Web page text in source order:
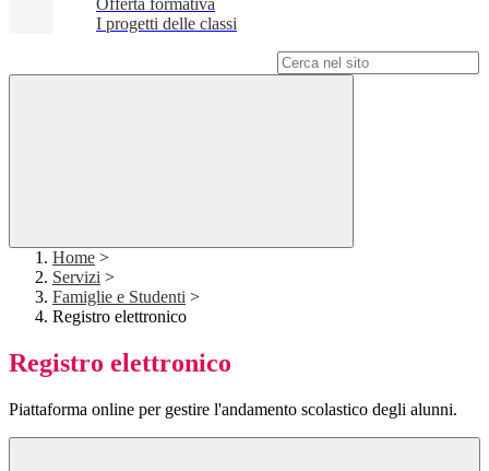
Offerta formativa
I progetti delle classi
Home >
Servizi >
Famiglie e Studenti >
Registro elettronico
Registro elettronico
Piattaforma online per gestire l'andamento scolastico degli alunni.